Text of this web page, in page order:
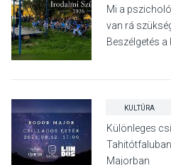
Mi a
van rá
Beszélgetés
KULTÚRA
Különleges
Majorban